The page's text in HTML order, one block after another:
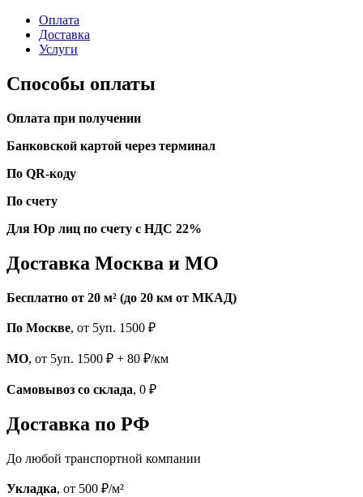
Оплата
Доставка
Услуги
Способы оплаты
Оплата при получении
Банковской картой через терминал
По QR-коду
По счету
Для Юр лиц по счету с НДС 22%
Доставка Москва и МО
Бесплатно от 20 м² (до 20 км от МКАД)
По Москве, от 5уп. 1500 ₽
МО, от 5уп. 1500 ₽ + 80 ₽/км
Самовывоз со склада, 0 ₽
Доставка по РФ
До любой транспортной компании
Укладка, от 500 ₽/м²